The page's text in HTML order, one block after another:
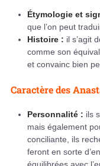
Étymologie et
que l’on peut
Histoire : il s’agit
comme son
et convainc bien
Caractère des
Personnalité : ils
mais également
conciliante, ils
feront en sorte